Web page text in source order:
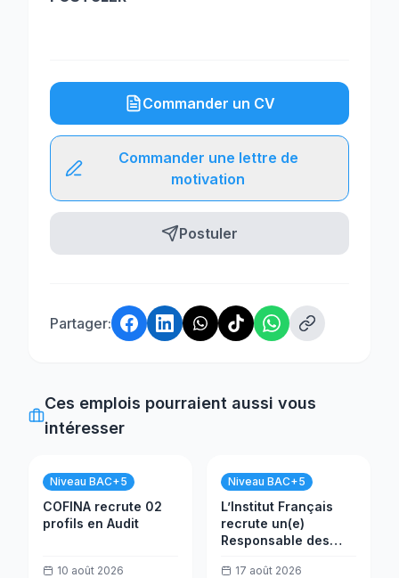
Commander un CV
Commander une lettre de
motivation
Postuler
Partager:
Ces emplois pourraient aussi vous
intéresser
Niveau BAC+5
COFINA recrute 02
profils en Audit
10 août 2026
Niveau BAC+5
L’Institut Français
recrute un(e)
Responsable des
17 août 2026